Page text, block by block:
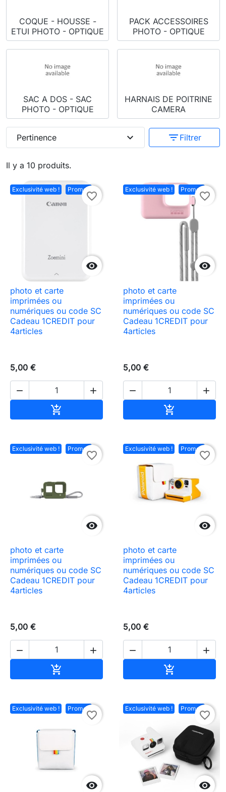
COQUE - HOUSSE -
ETUI PHOTO - OPTIQUE
PACK ACCESSOIRES
PHOTO - OPTIQUE
SAC A DOS - SAC
PHOTO - OPTIQUE
HARNAIS DE POITRINE
CAMERA
Il y a 10 produits.
Pertinence expand_more filter_list Filtrer
Exclusivité web ! Promo !

favorite_border
photo et carte
imprimées ou
numériques ou code SC
Cadeau 1CREDIT pour
4articles
5,00 €
 

Exclusivité web ! Promo !

favorite_border
photo et carte
imprimées ou
numériques ou code SC
Cadeau 1CREDIT pour
4articles
5,00 €
 

Exclusivité web ! Promo !

favorite_border
photo et carte
imprimées ou
numériques ou code SC
Cadeau 1CREDIT pour
4articles
5,00 €
 

Exclusivité web ! Promo !

favorite_border
photo et carte
imprimées ou
numériques ou code SC
Cadeau 1CREDIT pour
4articles
5,00 €
 

Exclusivité web ! Promo !

favorite_border
Exclusivité web ! Promo !

favorite_border